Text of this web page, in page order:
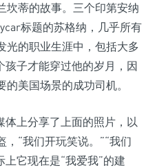
坎蒂的故事。三个印第安纳
标题的苏格纳，几乎所有
光的职业生涯中，包括大多
孩子才能穿过他的岁月，因
美国场景的成功司机。
体上分享了上面的照片，以
“我们开玩笑说。”“我们
它现在是“我爱我”的建